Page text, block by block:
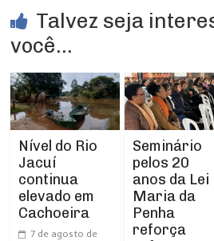
Talvez seja
você...
Nível do Rio
Jacuí
continua
elevado em
Cachoeira
7 de agosto de
Seminário
pelos 20
anos da Lei
Maria da
Penha
reforça